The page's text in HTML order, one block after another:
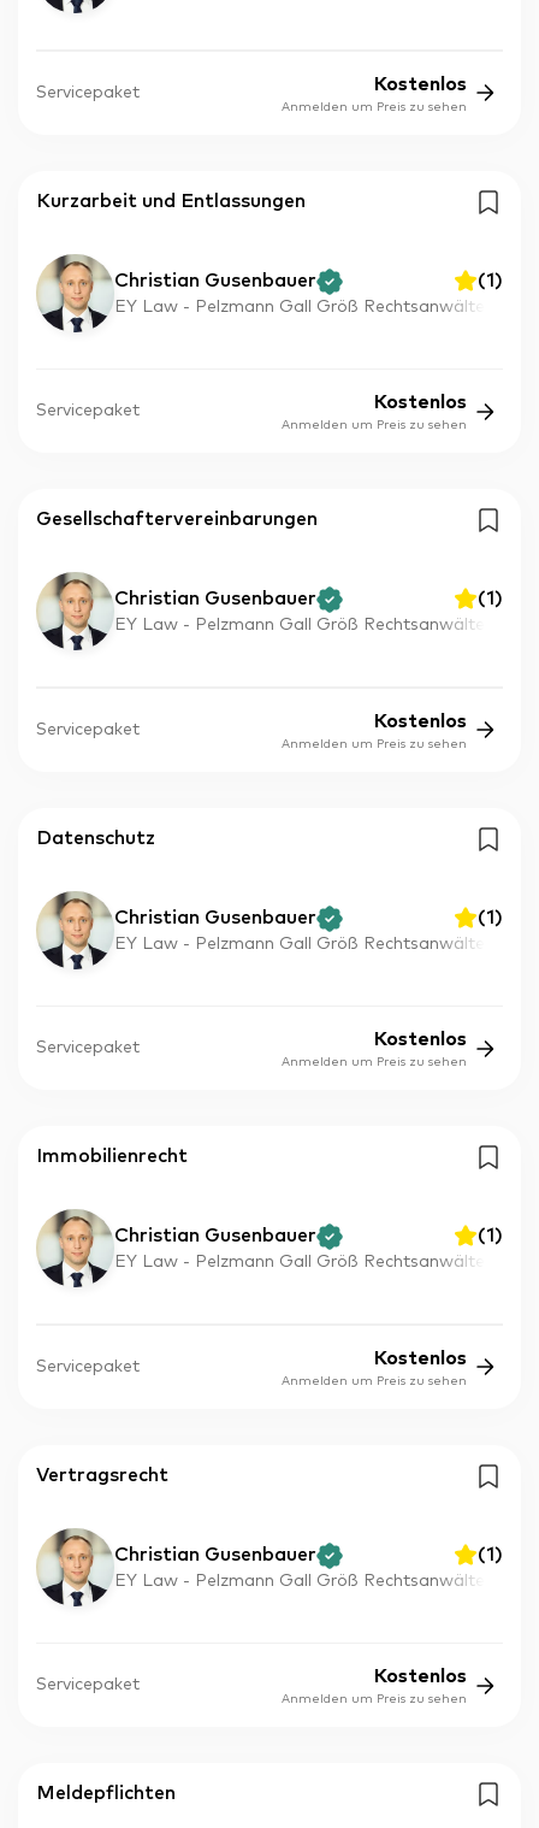
Servicepaket Kostenlos
Anmelden um Preis zu sehen
Kurzarbeit und Entlassungen
Christian Gusenbauer (1)
EY Law - Pelzmann Gall Größ Rechtsanwälte
Servicepaket Kostenlos
Anmelden um Preis zu sehen
Gesellschaftervereinbarungen
Christian Gusenbauer (1)
EY Law - Pelzmann Gall Größ Rechtsanwälte
Servicepaket Kostenlos
Anmelden um Preis zu sehen
Datenschutz
Christian Gusenbauer (1)
EY Law - Pelzmann Gall Größ Rechtsanwälte
Servicepaket Kostenlos
Anmelden um Preis zu sehen
Immobilienrecht
Christian Gusenbauer (1)
EY Law - Pelzmann Gall Größ Rechtsanwälte
Servicepaket Kostenlos
Anmelden um Preis zu sehen
Vertragsrecht
Christian Gusenbauer (1)
EY Law - Pelzmann Gall Größ Rechtsanwälte
Servicepaket Kostenlos
Anmelden um Preis zu sehen
Meldepflichten